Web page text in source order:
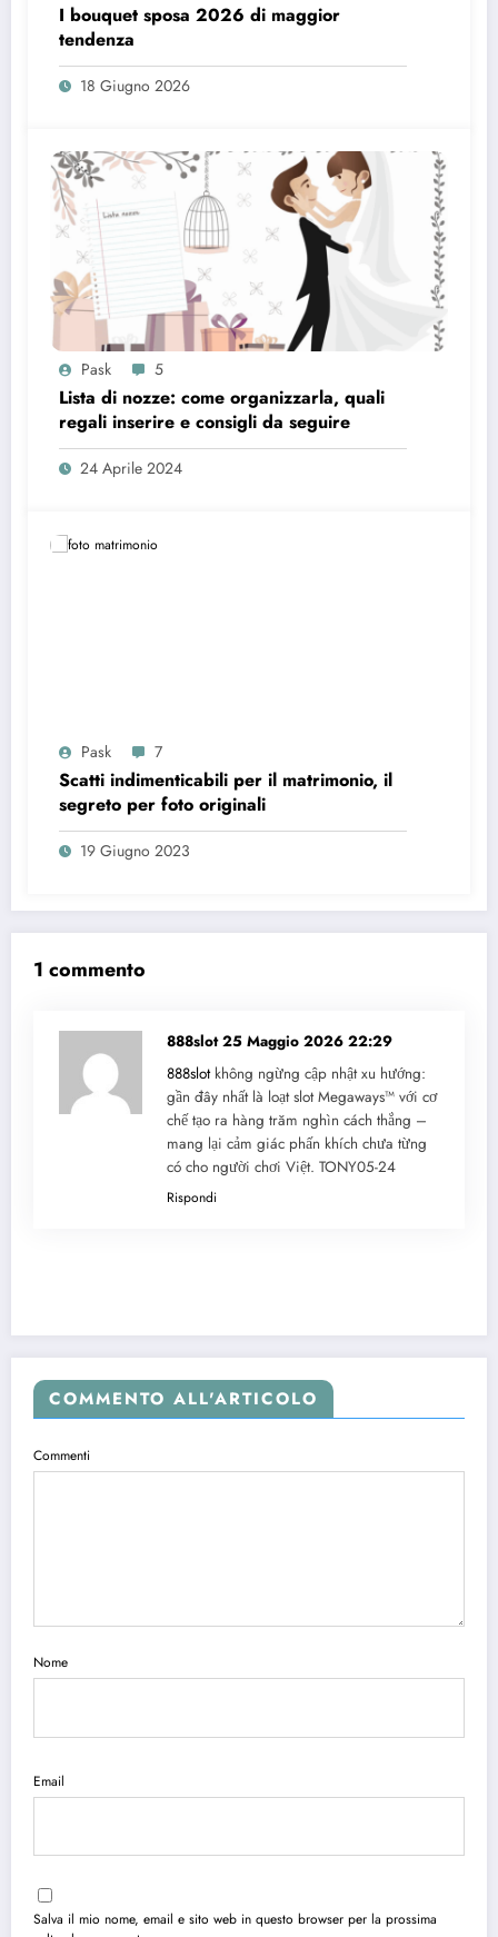
I bouquet sposa 2026 di maggior
tendenza
18 Giugno 2026
Pask 5
Lista di nozze: come organizzarla, quali
regali inserire e consigli da seguire
24 Aprile 2024
Pask 7
Scatti indimenticabili per il matrimonio, il
segreto per foto originali
19 Giugno 2023
1 commento
888slot25 Maggio 2026 22:29
888slotkhông ngừng cập nhật xu hướng:
gần đây nhất là loạt slot Megaways™ với cơ
chế tạo ra hàng trăm nghìn cách thắng –
mang lại cảm giác phấn khích chưa từng
có cho người chơi Việt. TONY05-24
Rispondi
COMMENTO ALL'ARTICOLO
Commenti
Nome
Email
Salva il mio nome, email e sito web in questo browser per la prossima